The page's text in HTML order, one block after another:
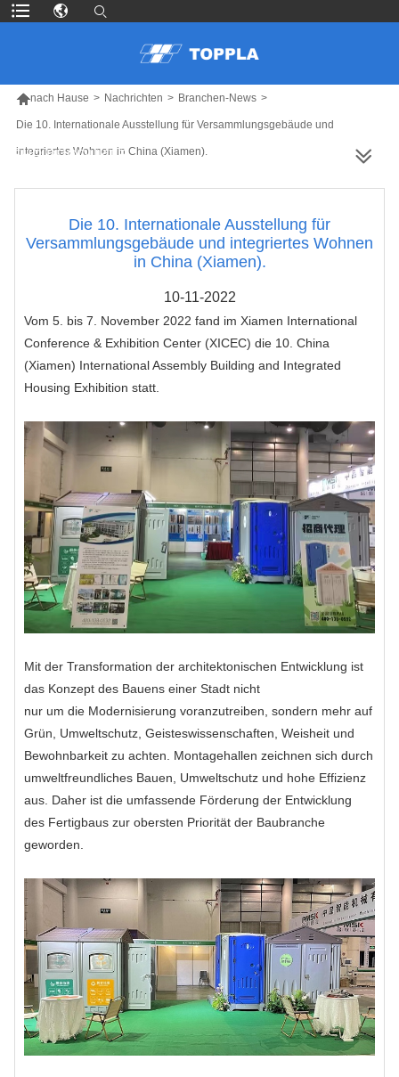
nach Hause > Nachrichten > Branchen-News >
Die 10. Internationale Ausstellung für Versammlungsgebäude und
integriertes Wohnen in China (Xiamen).
MEHR PRODUKTE
Die 10. Internationale Ausstellung für
Versammlungsgebäude und integriertes Wohnen
in China (Xiamen).
10-11-2022
Vom 5. bis 7. November 2022 fand im Xiamen International
Conference & Exhibition Center (XICEC) die 10. China
(Xiamen) International Assembly Building and Integrated
Housing Exhibition statt.
Mit der Transformation der architektonischen Entwicklung ist
das Konzept des Bauens einer Stadt nicht
nur um die Modernisierung voranzutreiben, sondern mehr auf
Grün, Umweltschutz, Geisteswissenschaften, Weisheit und
Bewohnbarkeit zu achten. Montagehallen zeichnen sich durch
umweltfreundliches Bauen, Umweltschutz und hohe Effizienz
aus. Daher ist die umfassende Förderung der Entwicklung
des Fertigbaus zur obersten Priorität der Baubranche
geworden.